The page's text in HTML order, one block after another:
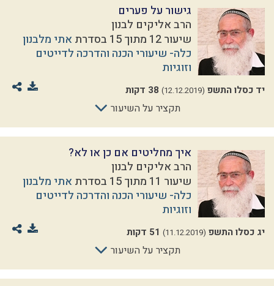
גישור על פערים
הרב אליקים לבנון
שיעור 12 מתוך 15 בסדרת
אתי מלבנון
כלה- שיעורי הכנה והדרכה לדייטים
וזוגיות
יד כסלו התשפ (12.12.2019) 38 דקות
תקציר על השיעור
איך מחליטים אם כן או לא?
הרב אליקים לבנון
שיעור 11 מתוך 15 בסדרת
אתי מלבנון
כלה- שיעורי הכנה והדרכה לדייטים
וזוגיות
יג כסלו התשפ (11.12.2019) 51 דקות
תקציר על השיעור